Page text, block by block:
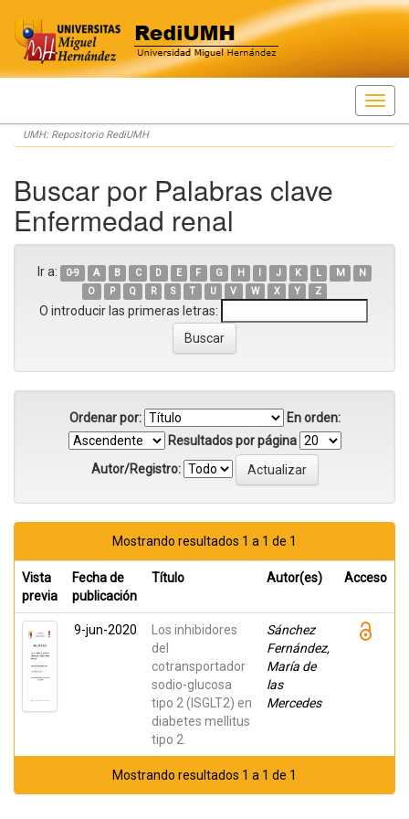
Skip
navigation
UMH: Repositorio RediUMH
Buscar por Palabras clave
Enfermedad renal
Ir a: 0-9 A B C D E F G H I J K L M
N
O
P Q R S T U V W X Y Z
O introducir las primeras letras:
Ordenar por:
En orden:
Resultados por página
Autor/Registro:
Mostrando resultados 1 a 1 de 1
Vista
previa
Fecha de
publicación
Título Autor(es) Acceso
9-jun-2020
Los inhibidores
del
cotransportador
sodio-glucosa
tipo 2 (ISGLT2) en
diabetes mellitus
tipo 2.
Sánchez
Fernández,
María de
las
Mercedes
Mostrando resultados 1 a 1 de 1